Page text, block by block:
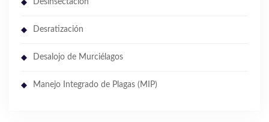
Desinsectación
Desratización
Desalojo de Murciélagos
Manejo Integrado de Plagas (MIP)